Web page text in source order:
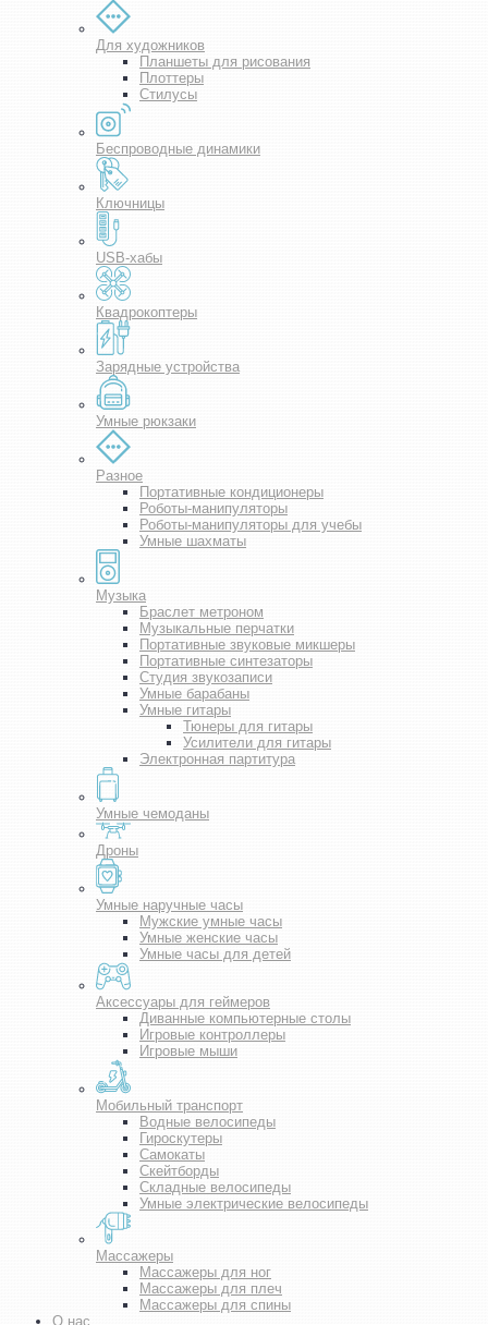
Для художников
Планшеты для рисования
Плоттеры
Стилусы
Беспроводные динамики
Ключницы
USB-хабы
Квадрокоптеры
Зарядные устройства
Умные рюкзаки
Разное
Портативные кондиционеры
Роботы-манипуляторы
Роботы-манипуляторы для учебы
Умные шахматы
Музыка
Браслет метроном
Музыкальные перчатки
Портативные звуковые микшеры
Портативные синтезаторы
Студия звукозаписи
Умные барабаны
Умные гитары
Тюнеры для гитары
Усилители для гитары
Электронная партитура
Умные чемоданы
Дроны
Умные наручные часы
Мужские умные часы
Умные женские часы
Умные часы для детей
Аксессуары для геймеров
Диванные компьютерные столы
Игровые контроллеры
Игровые мыши
Мобильный транспорт
Водные велосипеды
Гироскутеры
Самокаты
Скейтборды
Складные велосипеды
Умные электрические велосипеды
Массажеры
Массажеры для ног
Массажеры для плеч
Массажеры для спины
О нас